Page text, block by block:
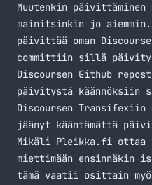
Muutenkin
mainitsinkin jo
päivittää oman
committiin sillä
Discoursen Github
päivitystä käännöksiin
Discoursen Transifexiin
jäänyt kääntämättä
Mikäli Pleikka.fi
miettimään ensinnäkin
tämä vaatii osittain